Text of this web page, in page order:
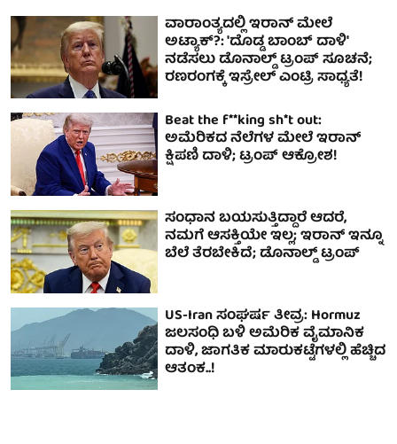
ವಾರಾಂತ್ಯದಲ್ಲಿ ಇರಾನ್ ಮೇಲೆ
ಅಟ್ಯಾಕ್?: 'ದೊಡ್ಡ ಬಾಂಬ್ ದಾಳಿ'
ನಡೆಸಲು ಡೊನಾಲ್ಡ್ ಟ್ರಂಪ್ ಸೂಚನೆ;
ರಣರಂಗಕ್ಕೆ ಇಸ್ರೇಲ್ ಎಂಟ್ರಿ ಸಾಧ್ಯತೆ!
Beat the f**king sh*t out:
ಅಮೆರಿಕದ ನೆಲೆಗಳ ಮೇಲೆ ಇರಾನ್
ಕ್ಷಿಪಣಿ ದಾಳಿ; ಟ್ರಂಪ್ ಆಕ್ರೋಶ!
ಸಂಧಾನ ಬಯಸುತ್ತಿದ್ದಾರೆ ಆದರೆ,
ನಮಗೆ ಆಸಕ್ತಿಯೇ ಇಲ್ಲ; ಇರಾನ್ ಇನ್ನೂ
ಬೆಲೆ ತೆರಬೇಕಿದೆ; ಡೊನಾಲ್ಡ್ ಟ್ರಂಪ್
US-Iran ಸಂಘರ್ಷ ತೀವ್ರ: Hormuz
ಜಲಸಂಧಿ ಬಳಿ ಅಮೆರಿಕ ವೈಮಾನಿಕ
ದಾಳಿ, ಜಾಗತಿಕ ಮಾರುಕಟ್ಟೆಗಳಲ್ಲಿ ಹೆಚ್ಚಿದ
ಆತಂಕ..!